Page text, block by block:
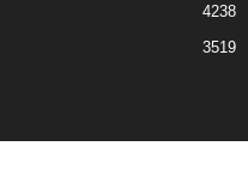
4238
3519